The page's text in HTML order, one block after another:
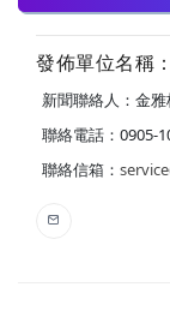
發佈單位名稱
新聞聯絡人：金
聯絡電話：0905-
聯絡信箱：